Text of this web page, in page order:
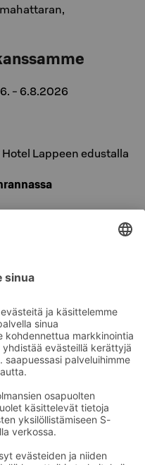
- 6.8.2026
Lappeen edustalla
ja myös
sirkustelemaan
on kaikkia
Hotels uutiskirje
uutiskirje
Sokos Hotellien uusimmat